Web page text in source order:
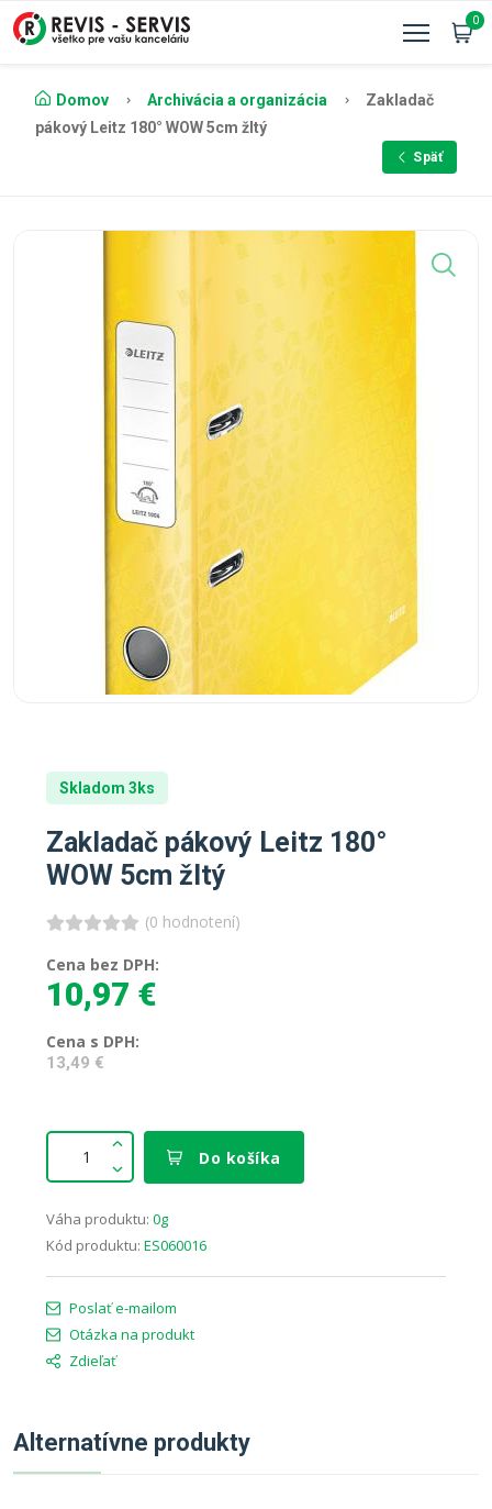
0
Domov Archivácia a organizácia
Zakladač
pákový Leitz 180° WOW 5cm žltý
Späť
Skladom 3ks
Zakladač pákový Leitz 180°
WOW 5cm žltý
(0 hodnotení)
Cena bez DPH:
10,97 €
Cena s DPH:
13,49 €
Do košíka
Váha produktu: 0g
Kód produktu: ES060016
Poslať e-mailom
Otázka na produkt
Zdieľať
Alternatívne produkty